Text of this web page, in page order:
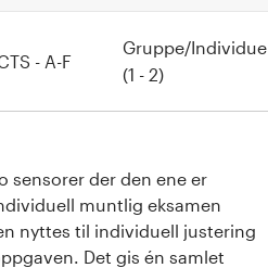
- A-F
Gruppe/
(1 - 2)
sensorer der den ene er
muntlig eksamen
nyttes til individuell justering
Det gis én samlet